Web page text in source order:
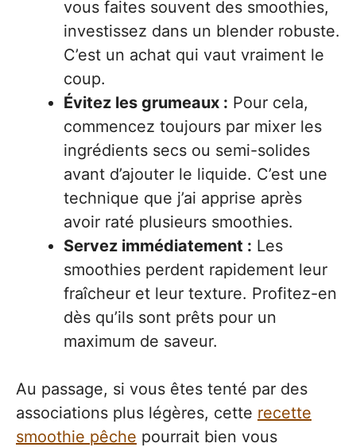
vous faites souvent des smoothies,
investissez dans un blender robuste.
C’est un achat qui vaut vraiment le
coup.
Évitez les grumeaux : Pour cela,
commencez toujours par mixer les
ingrédients secs ou semi-solides
avant d’ajouter le liquide. C’est une
technique que j’ai apprise après
avoir raté plusieurs smoothies.
Servez immédiatement : Les
smoothies perdent rapidement leur
fraîcheur et leur texture. Profitez-en
dès qu’ils sont prêts pour un
maximum de saveur.
Au passage, si vous êtes tenté par des
associations plus légères, cette recette
smoothie pêche pourrait bien vous